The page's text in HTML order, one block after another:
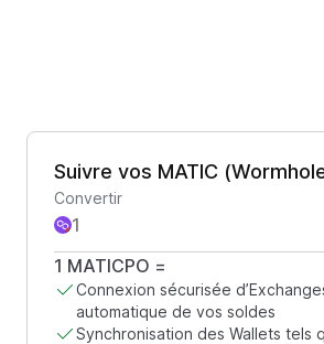
Suivre vos MATIC
Convertir
1 MATICPO =
Connexion sécurisée
automatique de vos soldes
Synchronisation des Wallets tels